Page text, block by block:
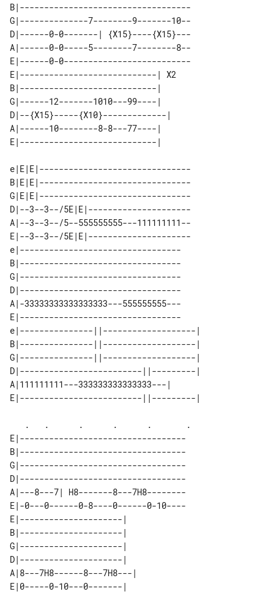
B|-----------------------------------
G|--------------7--------9-------10--
D|------0-0-------| {X15}----{X15}---
A|------0-0-----5--------7--------8--
E|------0-0--------------------------
E|----------------------------| X2
B|----------------------------|
G|------12-------1010---99----|
D|--{X15}-----{X10}-------------|
A|------10--------8-8---77----|
e|E|E|-------------------------------
B|E|E|-------------------------------
G|E|E|-------------------------------
D|--3--3--/5E|E|---------------------
A|--3--3--/5--555555555---111111111--
E|--3--3--/5E|E|---------------------
e|---------------------------------
B|---------------------------------
G|---------------------------------
D|---------------------------------
A|-33333333333333333---555555555---
E|---------------------------------
e|---------------||-------------------|
B|---------------||-------------------|
G|---------------||-------------------|
D|-------------------------||---------|
A|111111111---333333333333333---|
E|----------------------------------
B|----------------------------------
G|----------------------------------
D|----------------------------------
A|---8---7| H8-------8---7H8--------
E|-0---0------0-8----0------0-10----
E|---------------------|
B|---------------------|
G|---------------------|
D|---------------------|
A|8---7H8------8---7H8---|